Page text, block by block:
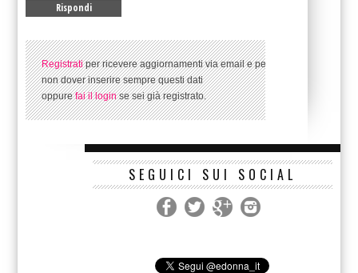
Registratiper ricevere aggiornamenti via email e per
non dover inserire sempre questi dati
oppurefai il loginse sei già registrato.
SEGUICI SUI SOCIAL